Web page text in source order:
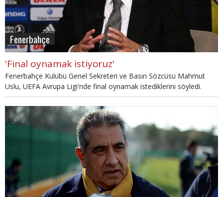
Fenerbahçe
'Final oynamak istiyoruz'
Fenerbahçe Kulübü Genel Sekreteri ve Basın Sözcüsü Mahmut
Uslu, UEFA Avrupa Ligi'nde final oynamak istediklerini söyledi.